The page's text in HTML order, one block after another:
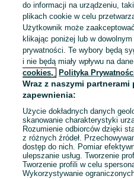
Handlowiec
Pewna
Auto
6 800 - 23 000 zł / mies. brutto
Gdynia
, Mały Kack
Pełny etat
Inny, Umowa o pracę, Umowa
Doświadczenie nie jest
System wynagrodzeń:
Samochód służbowy: Tak
Odświeżono dnia 07 sierpnia
do informacji na urządzeniu,
plikach cookie w celu
Użytkownik może
klikając poniżej lub w
prywatności. Te wybory będą
i nie będą miały wpływu na
cookies,
Polityka
Wraz z naszymi
zapewnienia:
Użycie dokładnych danych
skanowanie charakterystyki
Rozumienie odbiorców dzięki
z różnych źródeł.
dostęp do nich. Pomiar
ulepszanie usług. Tworzenie
Tworzenie profili w celu
Wykorzystywanie